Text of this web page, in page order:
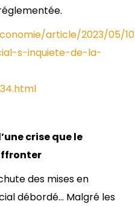
article/2023/05/
s-inquiete-de-la-
crise que le
des mises en
débordé… Malgré les